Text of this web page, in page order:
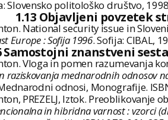
Slovensko politološko društvo,
1.13 Objavljeni povzetek
National security issue in
Europe : Sofija 1996. Sofija: CIBAL,
Samostojni znanstveni
Vloga in pomen razumevanja
raziskovanja mednarodnih odnosov
odnosi, Monografije.
PREZELJ, Iztok.
in hibridna varnost : vzorci